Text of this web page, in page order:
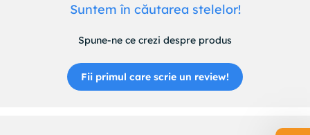
Suntem în căutarea stelelor!
Spune-ne ce crezi despre produs
Fii primul care scrie un review!